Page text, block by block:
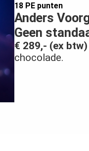
18 PE punten
Anders
Geen
€ 289,- (ex btw)
chocolade.